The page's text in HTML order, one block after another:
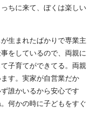
ちに来て、ぼくは楽しい
生まれたばかりで専業主
をしているので、両親に
子育てができてる。両親
す。実家が自営業だか
誰かいるから安心です
何かの時に子どもをすぐ